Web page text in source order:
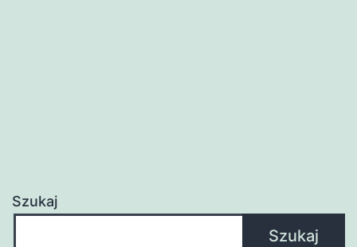
Szukaj
Szukaj